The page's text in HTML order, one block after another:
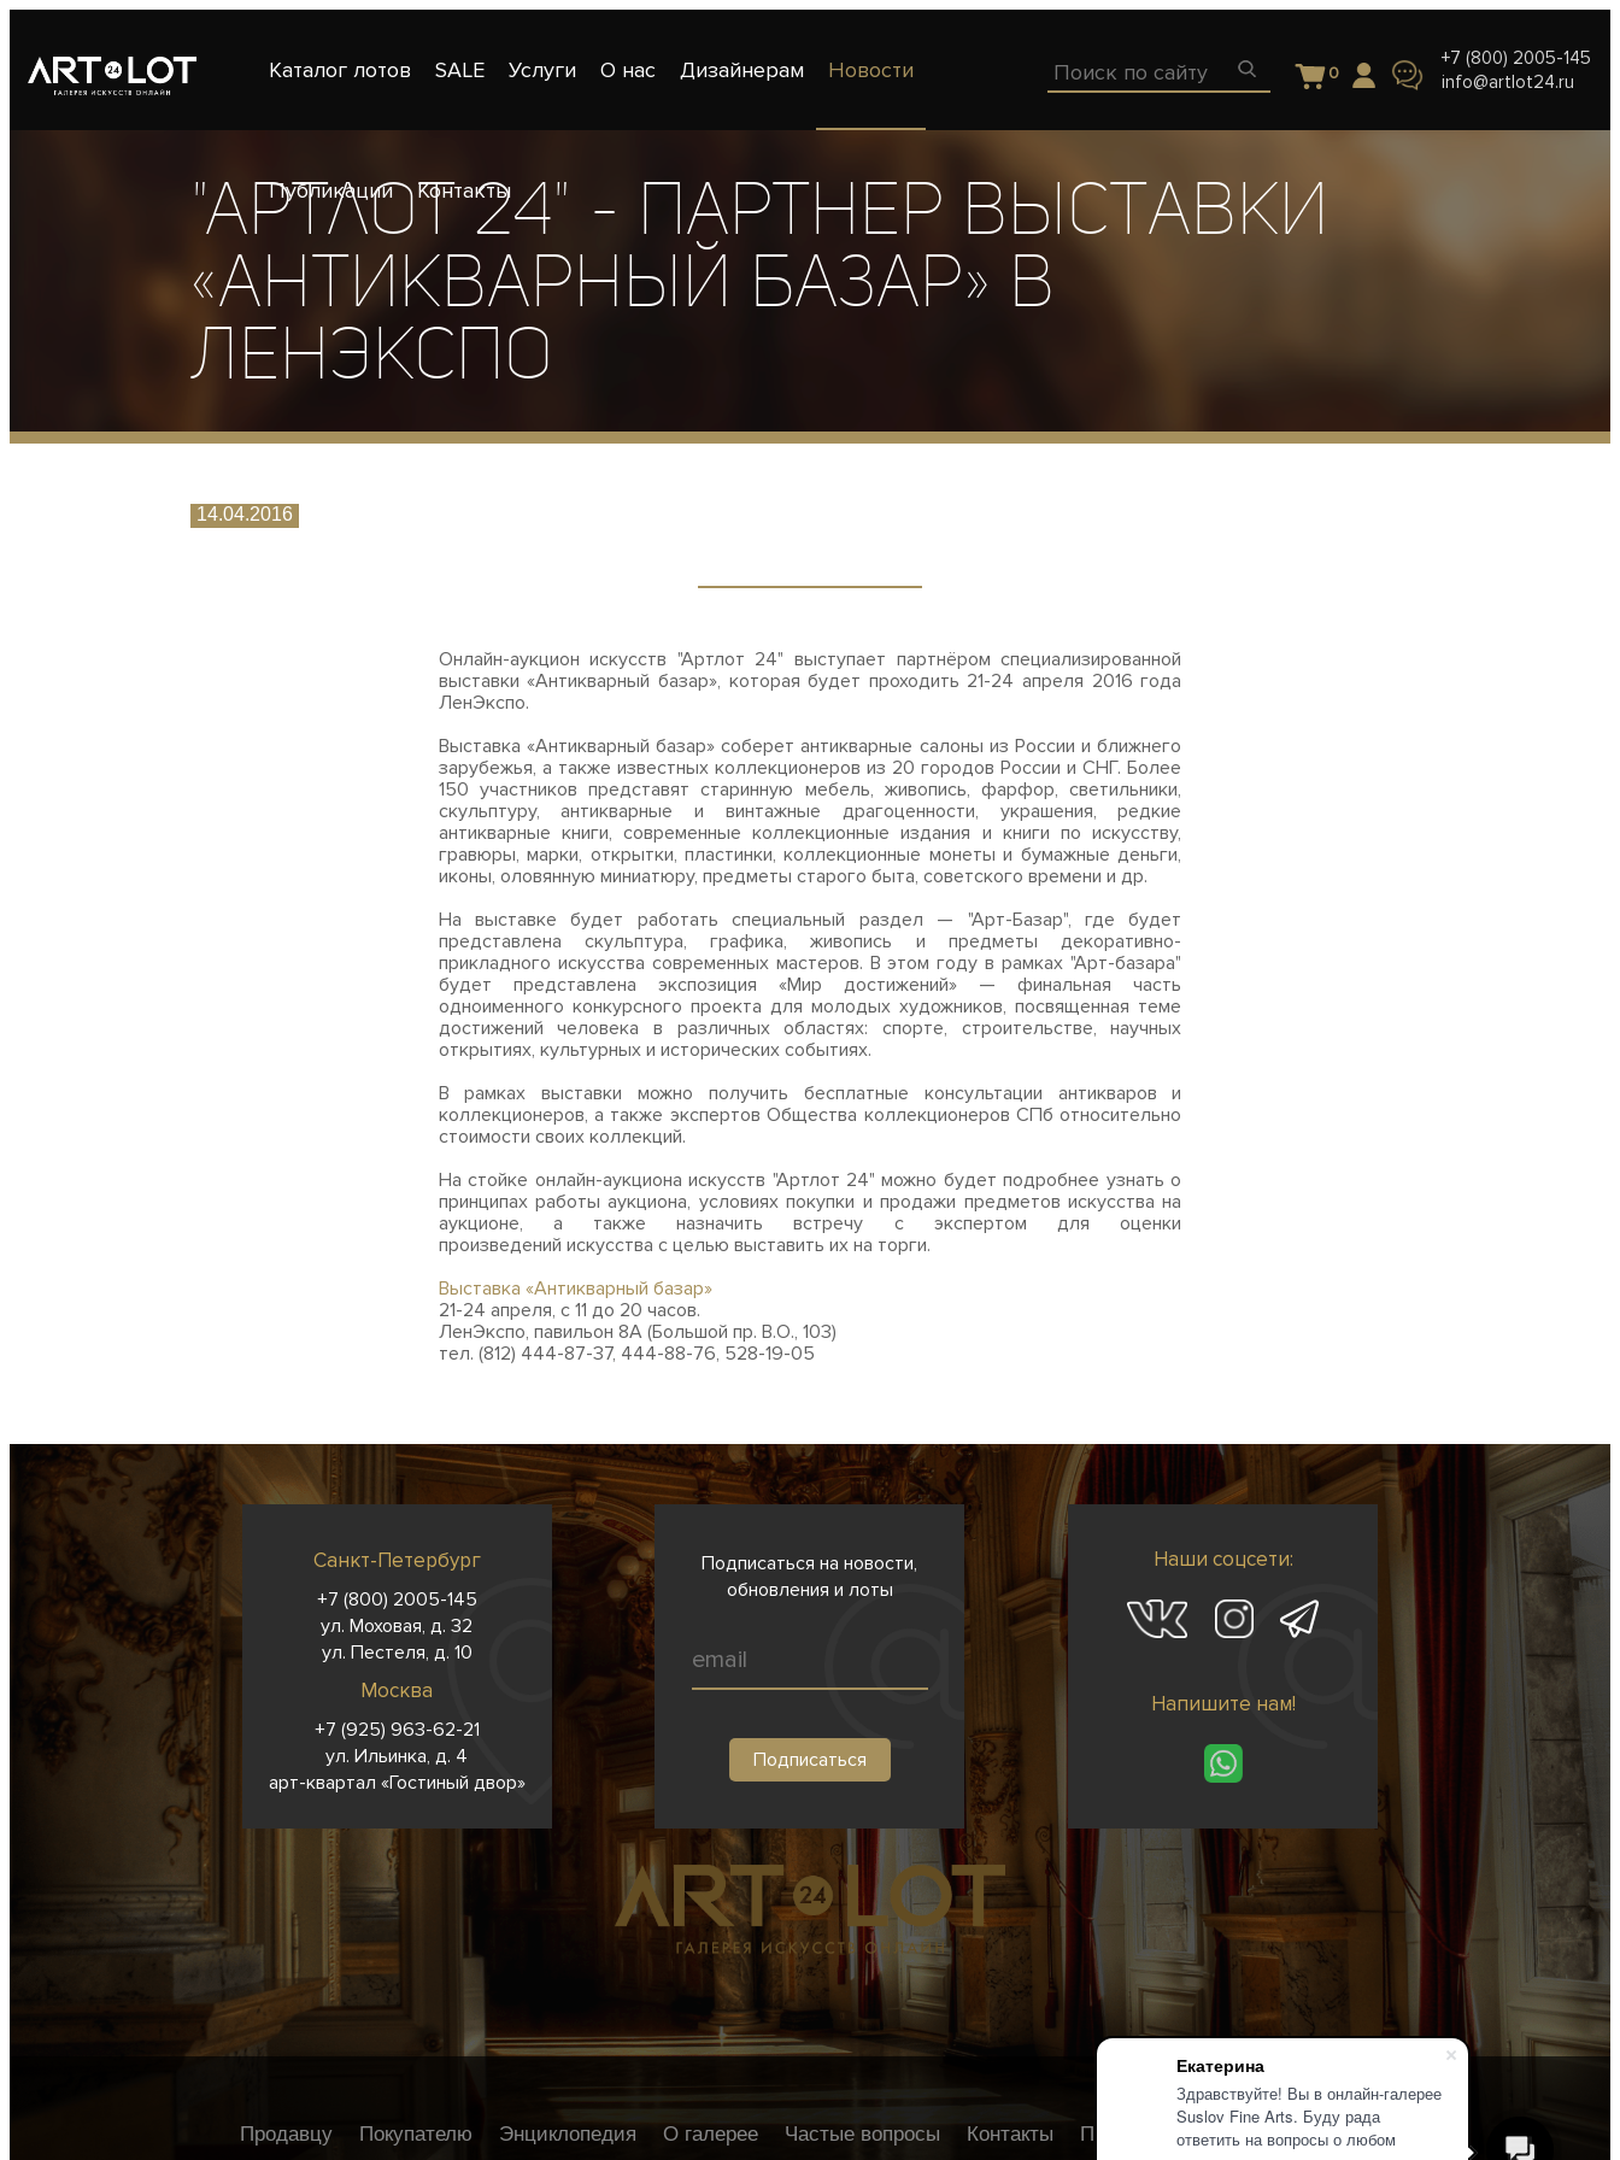
Екатерина
Здравствуйте! Вы в онлайн-галерее
Suslov Fine Arts. Буду рада
ответить на вопросы о любом
Каталог лотов SALE Услуги О нас Дизайнерам Новости
Публикации Контакты
0
+7 (800) 2005-145
info@artlot24.ru
"Артлот 24" - партнер выставки
«Антикварный базар» в
Ленэкспо
14.04.2016
Онлайн-аукцион искусств "Артлот 24" выступает партнёром специализированной
выставки «Антикварный базар», которая будет проходить 21-24 апреля 2016 года
ЛенЭкспо.
Выставка «Антикварный базар» соберет антикварные салоны из России и ближнего
зарубежья, а также известных коллекционеров из 20 городов России и СНГ. Более
150 участников представят старинную мебель, живопись, фарфор, светильники,
скульптуру, антикварные и винтажные драгоценности, украшения, редкие
антикварные книги, современные коллекционные издания и книги по искусству,
гравюры, марки, открытки, пластинки, коллекционные монеты и бумажные деньги,
иконы, оловянную миниатюру, предметы старого быта, советского времени и др.
На выставке будет работать специальный раздел — "Арт-Базар", где будет
представлена скульптура, графика, живопись и предметы декоративно-
прикладного искусства современных мастеров. В этом году в рамках "Арт-базара"
будет представлена экспозиция «Мир достижений» — финальная часть
одноименного конкурсного проекта для молодых художников, посвященная теме
достижений человека в различных областях: спорте, строительстве, научных
открытиях, культурных и исторических событиях.
В рамках выставки можно получить бесплатные консультации антикваров и
коллекционеров, а также экспертов Общества коллекционеров СПб относительно
стоимости своих коллекций.
На стойке онлайн-аукциона искусств "Артлот 24" можно будет подробнее узнать о
принципах работы аукциона, условиях покупки и продажи предметов искусства на
аукционе, а также назначить встречу с экспертом для оценки
произведений искусства с целью выставить их на торги.
Выставка «Антикварный базар»
21-24 апреля, с 11 до 20 часов.
ЛенЭкспо, павильон 8А (Большой пр. В.О., 103)
тел. (812) 444-87-37, 444-88-76, 528-19-05
Санкт-Петербург
+7 (800) 2005-145
ул. Моховая, д. 32
ул. Пестеля, д. 10
Москва
+7 (925) 963-62-21
ул. Ильинка, д. 4
арт-квартал «Гостиный двор»
Подписаться на новости,
обновления и лоты
Наши соцсети:
Напишите нам!
Продавцу Покупателю Энциклопедия О галерее Частые вопросы Контакты Политика конфиденциальности